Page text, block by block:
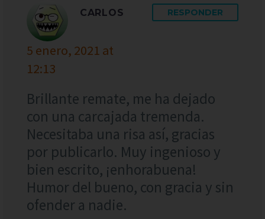
CARLOS
5 enero, 2021 at
12:13
RESPONDER
Brillante remate, me ha dejado
con una carcajada tremenda.
Necesitaba una risa así, gracias
por publicarlo. Muy ingenioso y
bien escrito, ¡enhorabuena!
Humor del bueno, con gracia y sin
ofender a nadie.